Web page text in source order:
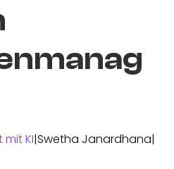
KI|Swetha Janardhana|